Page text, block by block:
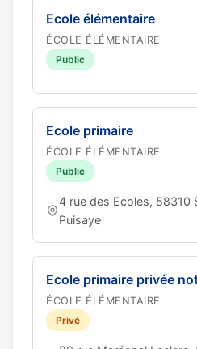
Ecole élémentaire
ÉCOLE ÉLÉMENTAIRE
Public
Ecole primaire
ÉCOLE ÉLÉMENTAIRE
Public
4 rue des Ecoles, 58310
Puisaye
Ecole primaire privée
ÉCOLE ÉLÉMENTAIRE
Privé